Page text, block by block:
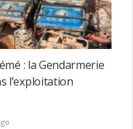
: la Gendarmerie
l’exploitation